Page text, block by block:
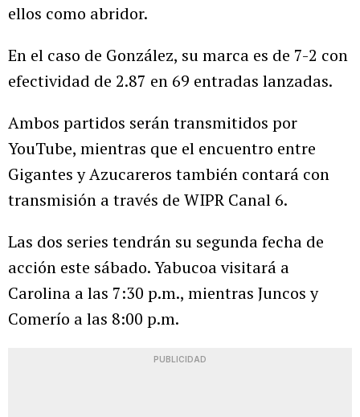
ellos como abridor.
En el caso de González, su marca es de 7-2 con
efectividad de 2.87 en 69 entradas lanzadas.
Ambos partidos serán transmitidos por
YouTube, mientras que el encuentro entre
Gigantes y Azucareros también contará con
transmisión a través de WIPR Canal 6.
Las dos series tendrán su segunda fecha de
acción este sábado. Yabucoa visitará a
Carolina a las 7:30 p.m., mientras Juncos y
Comerío a las 8:00 p.m.
PUBLICIDAD